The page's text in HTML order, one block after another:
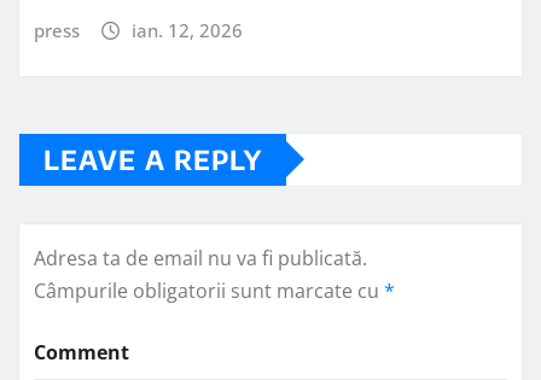
press ian. 12, 2026
LEAVE A REPLY
Adresa ta de email nu va fi publicată.
Câmpurile obligatorii sunt marcate cu *
Comment